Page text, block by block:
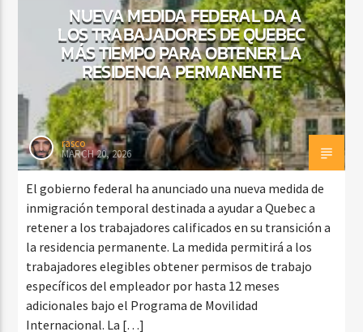
NUEVA MEDIDA FEDERAL DA A
LOS TRABAJADORES DE QUEBEC
MÁS TIEMPO PARA OBTENER LA
RESIDENCIA PERMANENTE
rasco
MARCH 20, 2026
El gobierno federal ha anunciado una nueva medida de
inmigración temporal destinada a ayudar a Quebec a
retener a los trabajadores calificados en su transición a
la residencia permanente. La medida permitirá a los
trabajadores elegibles obtener permisos de trabajo
específicos del empleador por hasta 12 meses
adicionales bajo el Programa de Movilidad
Internacional. La […]